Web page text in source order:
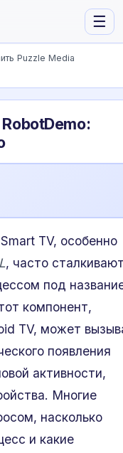
☰
Puzzle Media
TV, особенно
, часто
под
компонент,
TV, может
появления
активности,
Многие
насколько
и какие